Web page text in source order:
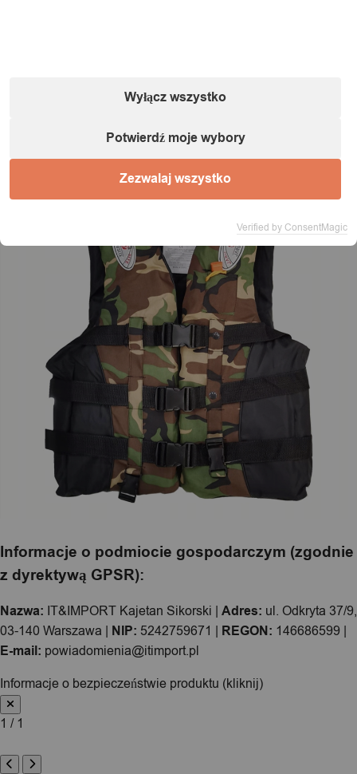
Informacje o podmiocie gospodarczym (zgodnie
z dyrektywą GPSR):
Nazwa: IT&IMPORT Kajetan Sikorski | Adres: ul. Odkryta 37/9,
03-140 Warszawa | NIP: 5242759671 | REGON: 146686599 |
E-mail: powiadomienia@itimport.pl
Informacje o bezpieczeństwie produktu (kliknij)
1 / 1
Wyłącz wszystko
Potwierdź moje wybory
Zezwalaj wszystko
Verified by ConsentMagic